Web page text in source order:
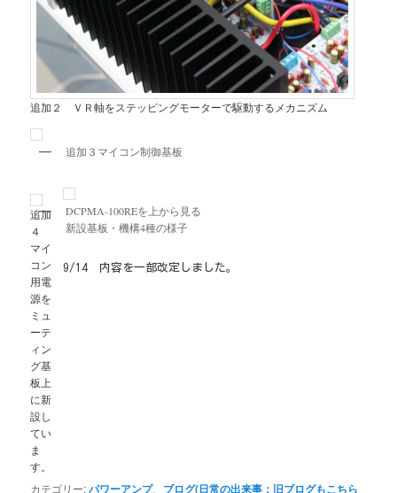
追加２ ＶＲ軸をステッピングモーターで駆動するメカニズム
追加３マイコン制御基板
追加
４
マイ
コン
用電
源を
ミュ
ーテ
ィン
グ基
板上
に新
設し
てい
ま
す。
DCPMA-100REを上から見る
新設基板・機構4種の様子
9/14 内容を一部改定しました。
カテゴリー:パワーアンプ、 ブログ(日常の出来事：旧ブログもこちら